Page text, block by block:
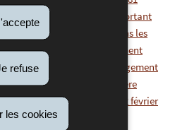
refuse
les cookies
d’aménagement partiel portant
à caractère national dans les
le sud, modifié par le règlement
modifiant le plan d’aménagement
industrielles à caractère
pays autres que le sud du 2 février